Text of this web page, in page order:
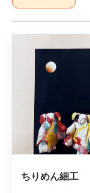
ちりめん細工